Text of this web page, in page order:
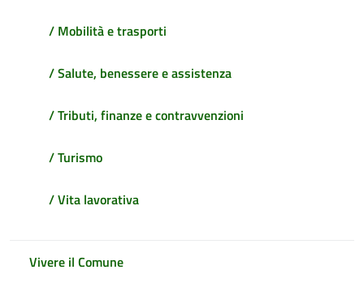
/ Mobilità e trasporti
/ Salute, benessere e assistenza
/ Tributi, finanze e contravvenzioni
/ Turismo
/ Vita lavorativa
Vivere il Comune